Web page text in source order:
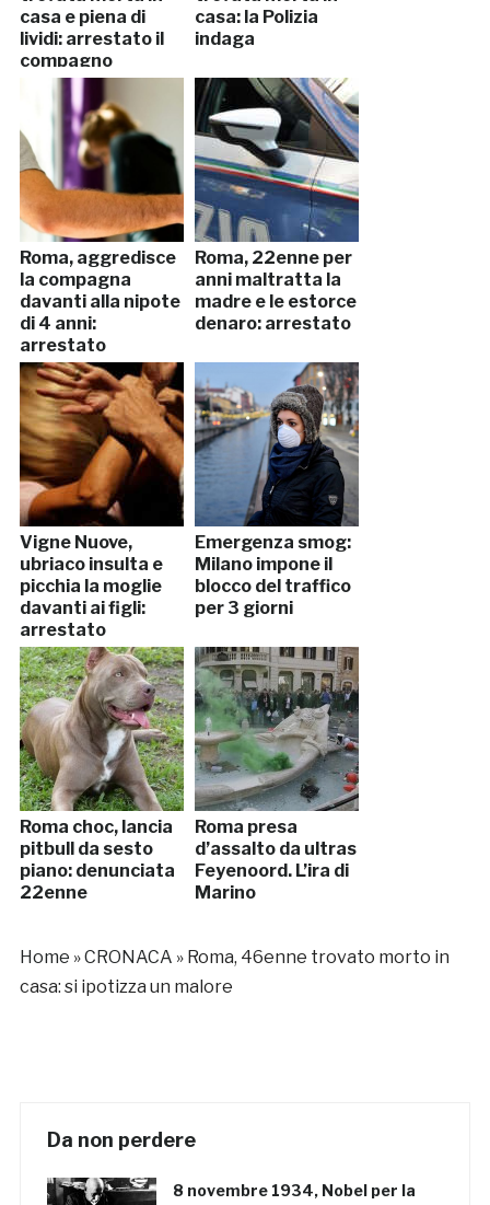
casa e piena di
lividi: arrestato il
compagno
casa: la Polizia
indaga
Roma, aggredisce
la compagna
davanti alla nipote
di 4 anni:
arrestato
Roma, 22enne per
anni maltratta la
madre e le estorce
denaro: arrestato
Vigne Nuove,
ubriaco insulta e
picchia la moglie
davanti ai figli:
arrestato
Emergenza smog:
Milano impone il
blocco del traffico
per 3 giorni
Roma choc, lancia
pitbull da sesto
piano: denunciata
22enne
Roma presa
d’assalto da ultras
Feyenoord. L’ira di
Marino
Home »CRONACA » Roma, 46enne trovato morto in
casa: si ipotizza un malore
Da non perdere
8 novembre 1934, Nobel per la